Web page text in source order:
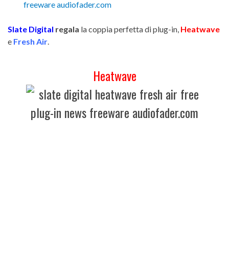
Slate Digital regala la coppia perfetta di plug-in, Heatwave
e Fresh Air.
Heatwave